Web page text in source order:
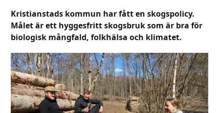
Kristianstads kommun har fått en skogspolicy.
Målet är ett hyggesfritt skogsbruk som är bra för
biologisk mångfald, folkhälsa och klimatet.